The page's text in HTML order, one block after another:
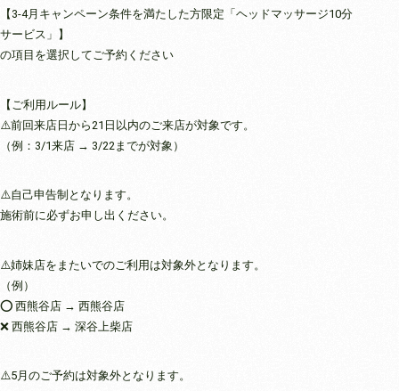
【3-4月キャンペーン条件を満たした方限定「ヘッドマッサージ10分
サービス」】
の項目を選択してご予約ください
【ご利用ルール】
⚠️前回来店日から21日以内のご来店が対象です。
（例：3/1来店 → 3/22までが対象）
⚠️自己申告制となります。
施術前に必ずお申し出ください。
⚠️姉妹店をまたいでのご利用は対象外となります。
（例）
⭕️ 西熊谷店 → 西熊谷店
❌ 西熊谷店 → 深谷上柴店
⚠️5月のご予約は対象外となります。